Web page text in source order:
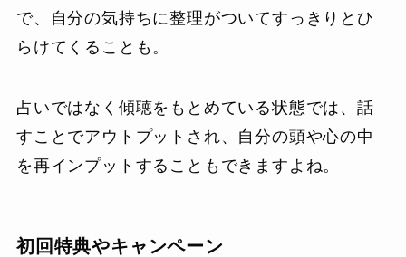
で、自分の気持ちに整理がついてすっきりとひ
らけてくることも。
占いではなく傾聴をもとめている状態では、話
すことでアウトプットされ、自分の頭や心の中
を再インプットすることもできますよね。
初回特典やキャンペーン